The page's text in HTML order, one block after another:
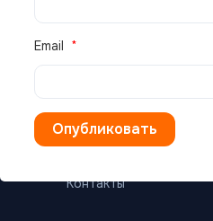
Email
УСЛУГИ И
Обслуживание
Доставка
Контакты